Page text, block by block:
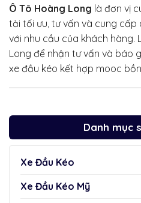
Danh mục
Xe Đầu Kéo
Xe Đầu Kéo Mỹ
Ô Tô Hoàng Long là đơn vị
tải tối ưu, tư vấn và cung
với nhu cầu của khách hàng.
Long để nhận tư vấn và báo
xe đầu kéo kết hợp mooc